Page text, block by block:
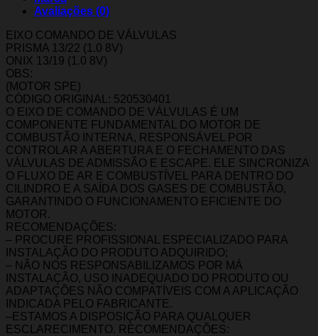
Avaliações (0)
EIXO COMANDO DE VÁLVULAS
PRISMA 13/22 (1.0 8V)
ONIX 13/19 (1.0 8V)
OBS:
(MOTOR SPE)
CÓDIGO ORIGINAL: 520530401
O EIXO DE COMANDO DE VÁLVULAS É UM
COMPONENTE FUNDAMENTAL DO MOTOR DE
COMBUSTÃO INTERNA, RESPONSÁVEL POR
CONTROLAR A ABERTURA E O FECHAMENTO DAS
VÁLVULAS DE ADMISSÃO E ESCAPE. ELE SINCRONIZA
O FLUXO DE AR E COMBUSTÍVEL PARA DENTRO DO
CILINDRO E A SAÍDA DOS GASES DE COMBUSTÃO,
GARANTINDO O FUNCIONAMENTO EFICIENTE DO
MOTOR.
RECOMENDAÇÕES:
– PROCURE PROFISSIONAL ESPECIALIZADO PARA
INSTALAÇÃO DO PRODUTO ADQUIRIDO;
– NÃO NOS RESPONSABILIZAMOS POR MÁ
INSTALAÇÃO, USO INADEQUADO DO PRODUTO OU
ADAPTAÇÕES NÃO COMPATÍVEIS COM A APLICAÇÃO
INDICADA PELO FABRICANTE.
–ESTAMOS A DISPOSIÇÃO PARA QUALQUER
ESCLARECIMENTO. RECOMENDAÇÕES: